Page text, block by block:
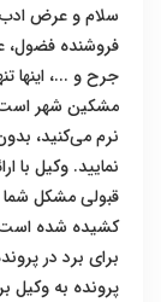
سلام و عرض ادب
فروشنده فضول،
جرح و ...، اینها
مشکین شهر
نرم می‌کنید،
نمایید. وکیل با
قبولی مشکل شما
کشیده شده
برای برد در
پرونده به وکیل